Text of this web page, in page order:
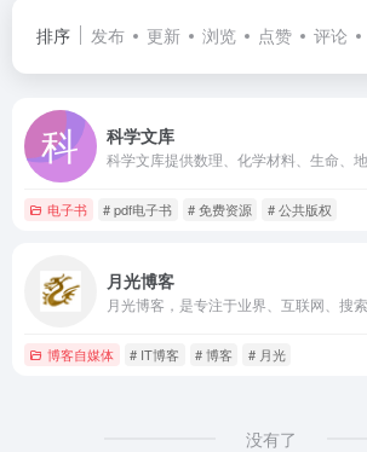
排序 发布 更新 浏览 点赞 评论
科学文库
电子书 # pdf电子书 # 免费资源 # 公共版权
月光博客
博客自媒体 # IT博客 # 博客 # 月光
没有了